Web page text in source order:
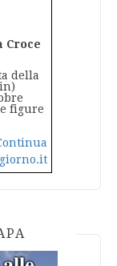
Croce
della
figure